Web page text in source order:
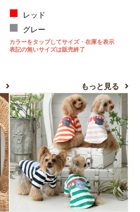
レッド
グレー
カラーをタップしてサイズ・在庫を表示
表記の無いサイズは販売終了
もっと見る